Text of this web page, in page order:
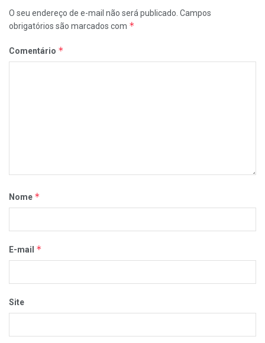
O seu endereço de e-mail não será publicado. Campos
obrigatórios são marcados com *
Comentário *
Nome *
E-mail *
Site